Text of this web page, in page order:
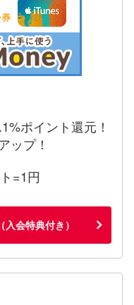
ポイント還元！
ップ！
=1円
会特典付き）